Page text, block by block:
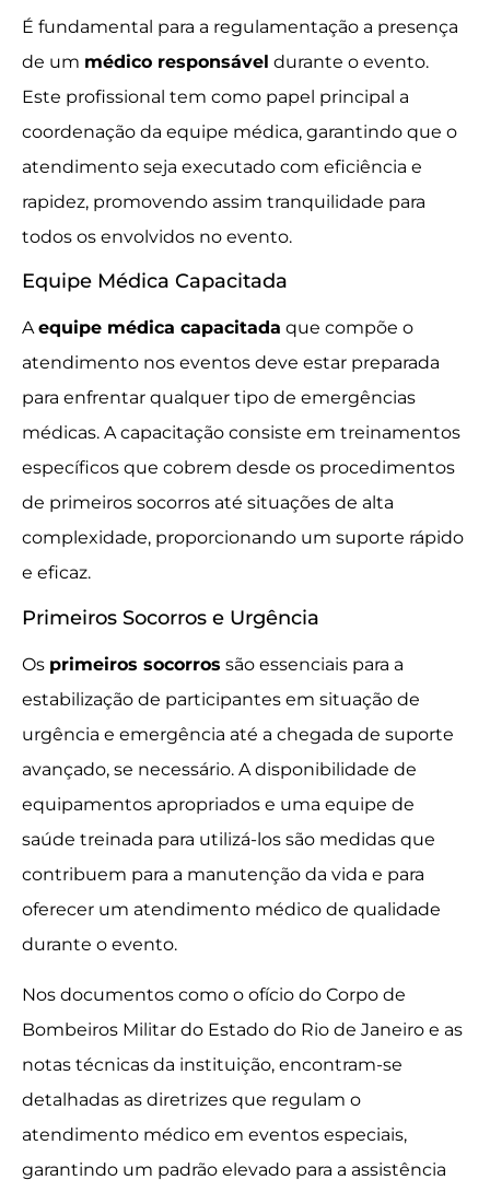
É fundamental para a regulamentação a presença
de um médico responsável durante o evento.
Este profissional tem como papel principal a
coordenação da equipe médica, garantindo que o
atendimento seja executado com eficiência e
rapidez, promovendo assim tranquilidade para
todos os envolvidos no evento.
Equipe Médica Capacitada
Aequipe médica capacitada que compõe o
atendimento nos eventos deve estar preparada
para enfrentar qualquer tipo de emergências
médicas. A capacitação consiste em treinamentos
específicos que cobrem desde os procedimentos
de primeiros socorros até situações de alta
complexidade, proporcionando um suporte rápido
e eficaz.
Primeiros Socorros e Urgência
Os primeiros socorros são essenciais para a
estabilização de participantes em situação de
urgência e emergência até a chegada de suporte
avançado, se necessário. A disponibilidade de
equipamentos apropriados e uma equipe de
saúde treinada para utilizá-los são medidas que
contribuem para a manutenção da vida e para
oferecer um atendimento médico de qualidade
durante o evento.
Nos documentos como o ofício do Corpo de
Bombeiros Militar do Estado do Rio de Janeiro e as
notas técnicas da instituição, encontram-se
detalhadas as diretrizes que regulam o
atendimento médico em eventos especiais,
garantindo um padrão elevado para a assistência